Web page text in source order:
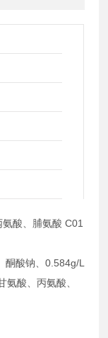
酸、脯氨酸 C01
酸钠、0.584g/L
氨酸、丙氨酸、